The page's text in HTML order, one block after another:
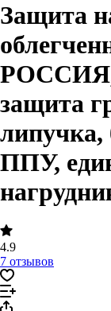
Защита
РОССИЯ,
защита
ППУ,
4.9
7 отзывов